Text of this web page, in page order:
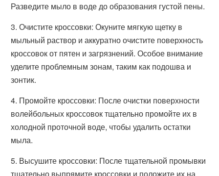
Разведите мыло в воде до образования густой пены.
3. Очистите кроссовки: Окуните мягкую щетку в
мыльный раствор и аккуратно очистите поверхность
кроссовок от пятен и загрязнений. Особое внимание
уделите проблемным зонам, таким как подошва и
зонтик.
4. Промойте кроссовки: После очистки поверхности
волейбольных кроссовок тщательно промойте их в
холодной проточной воде, чтобы удалить остатки
мыла.
5. Высушите кроссовки: После тщательной промывки